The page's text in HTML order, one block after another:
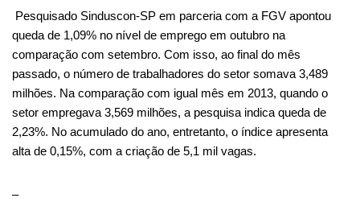
Pesquisado Sinduscon-SP em parceria com a FGV apontou
queda de 1,09% no nível de emprego em outubro na
comparação com setembro. Com isso, ao final do mês
passado, o número de trabalhadores do setor somava 3,489
milhões. Na comparação com igual mês em 2013, quando o
setor empregava 3,569 milhões, a pesquisa indica queda de
2,23%. No acumulado do ano, entretanto, o índice apresenta
alta de 0,15%, com a criação de 5,1 mil vagas.
–